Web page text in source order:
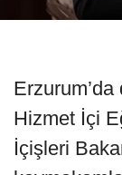
Hizmet İçi
İçişleri